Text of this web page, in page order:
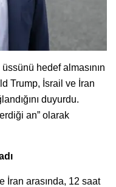
hedef almasının
Trump, İsrail ve İran
duyurdu.
an” olarak
İran arasında, 12 saat